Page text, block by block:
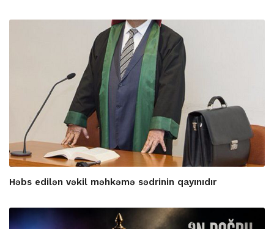
Həbs edilən vəkil məhkəmə sədrinin qayınıdır